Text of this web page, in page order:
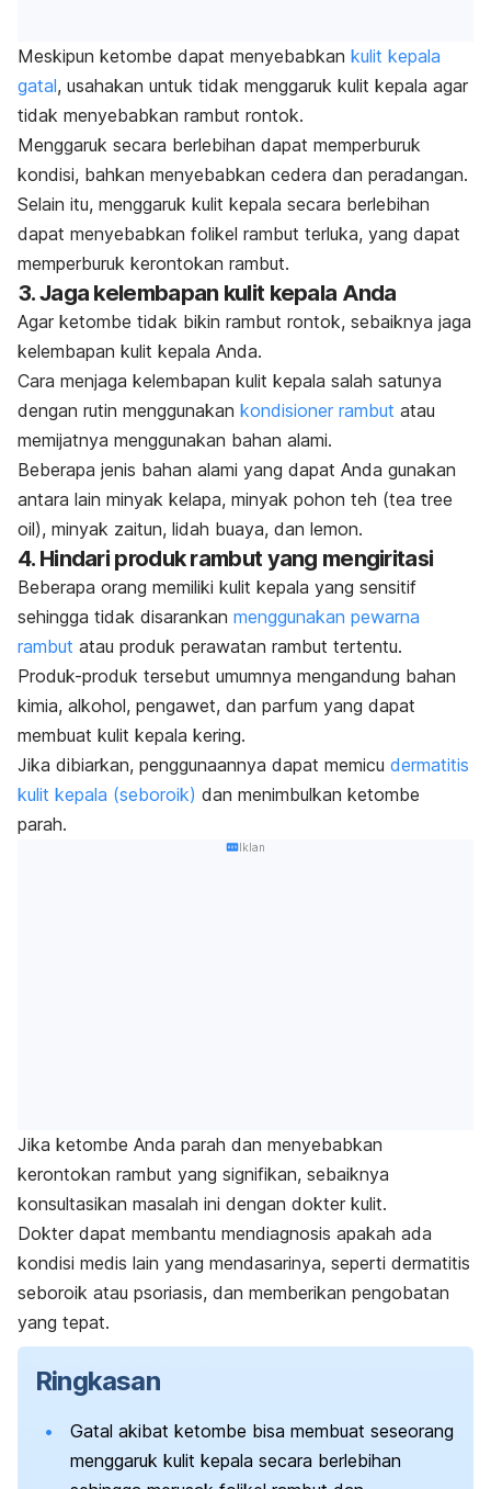
Meskipun ketombe dapat menyebabkan kulit kepala
gatal, usahakan untuk tidak menggaruk kulit kepala agar
tidak menyebabkan rambut rontok.
Menggaruk secara berlebihan dapat memperburuk
kondisi, bahkan menyebabkan cedera dan peradangan.
Selain itu, menggaruk kulit kepala secara berlebihan
dapat menyebabkan folikel rambut terluka, yang dapat
memperburuk kerontokan rambut.
3. Jaga kelembapan kulit kepala Anda
Agar ketombe tidak bikin rambut rontok, sebaiknya jaga
kelembapan kulit kepala Anda.
Cara menjaga kelembapan kulit kepala salah satunya
dengan rutin menggunakan kondisioner rambut atau
memijatnya menggunakan bahan alami.
Beberapa jenis bahan alami yang dapat Anda gunakan
antara lain minyak kelapa, minyak pohon teh (tea tree
oil), minyak zaitun, lidah buaya, dan lemon.
4. Hindari produk rambut yang mengiritasi
Beberapa orang memiliki kulit kepala yang sensitif
sehingga tidak disarankan menggunakan pewarna
rambut atau produk perawatan rambut tertentu.
Produk-produk tersebut umumnya mengandung bahan
kimia, alkohol, pengawet, dan parfum yang dapat
membuat kulit kepala kering.
Jika dibiarkan, penggunaannya dapat memicu dermatitis
kulit kepala (seboroik) dan menimbulkan ketombe
parah.
Iklan
Jika ketombe Anda parah dan menyebabkan
kerontokan rambut yang signifikan, sebaiknya
konsultasikan masalah ini dengan dokter kulit.
Dokter dapat membantu mendiagnosis apakah ada
kondisi medis lain yang mendasarinya, seperti dermatitis
seboroik atau psoriasis, dan memberikan pengobatan
yang tepat.
Ringkasan
Gatal akibat ketombe bisa membuat seseorang
menggaruk kulit kepala secara berlebihan